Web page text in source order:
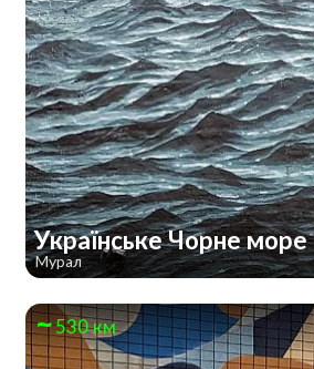
Українське Чорне море
Мурал
530 км